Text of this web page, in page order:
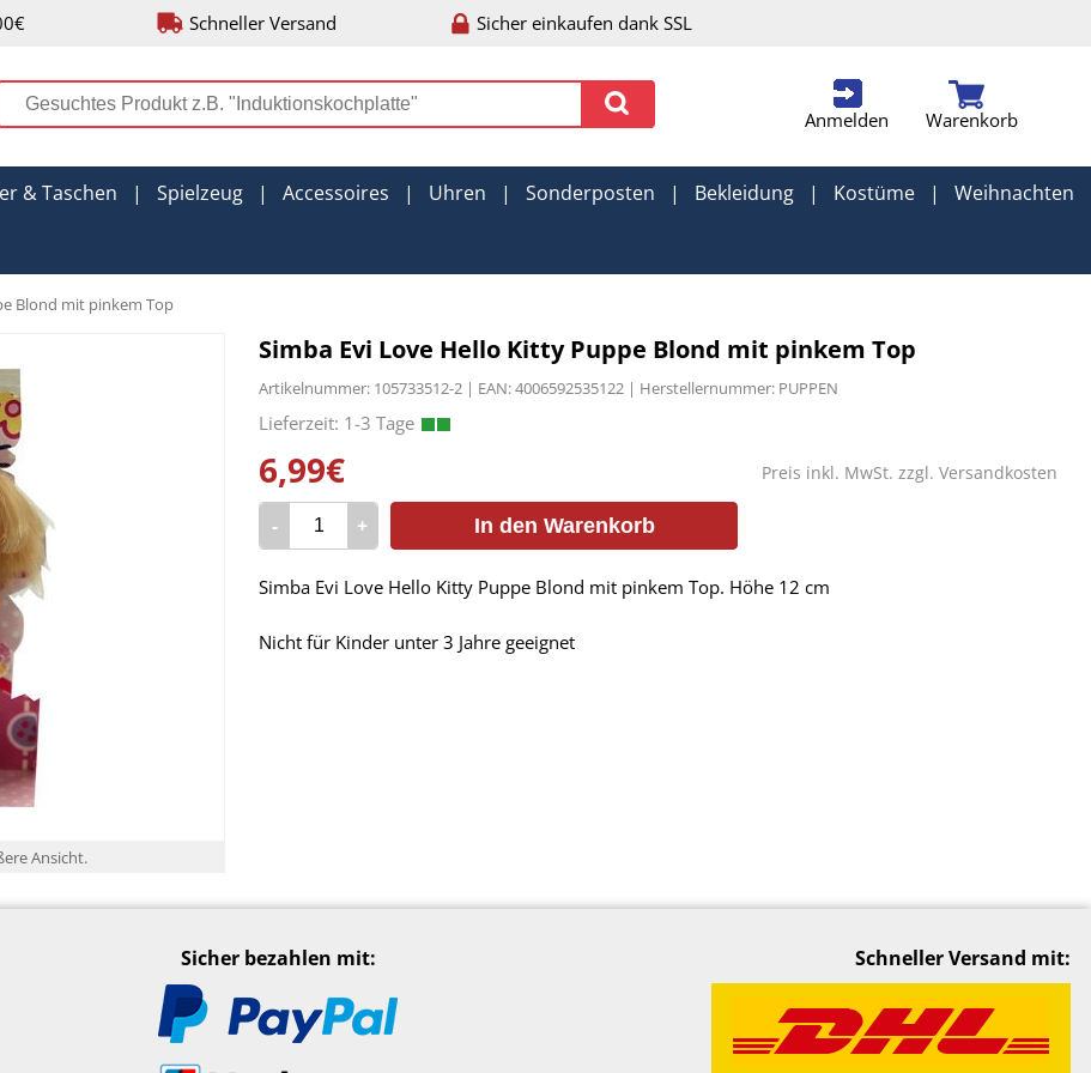
Schneller Versand Sicher einkaufen dank SSL
Anmelden Warenkorb
& Taschen | Spielzeug | Accessoires | Uhren | Sonderposten | Bekleidung | Kostüme | Weihnachten
Blond mit pinkem Top
Ansicht.
Simba Evi Love Hello Kitty Puppe Blond mit pinkem Top
Artikelnummer: 105733512-2 | EAN: 4006592535122 | Herstellernummer: PUPPEN
Preis inkl. MwSt. zzgl. Versandkosten
6,99€
- + In den Warenkorb
Simba Evi Love Hello Kitty Puppe Blond mit pinkem Top. Höhe 12 cm
Nicht für Kinder unter 3 Jahre geeignet
Sicher bezahlen mit: Schneller Versand mit: